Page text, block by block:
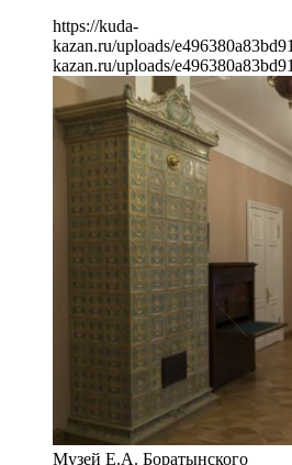
https://kuda-
kazan.ru/uploads/
kazan.ru/uploads/
Музей Е.А. Боратынского